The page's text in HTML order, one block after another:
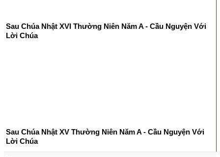
Sau Chúa Nhật XVI Thường Niên Năm A - Cầu Nguyện Với
Lời Chúa
Sau Chúa Nhật XV Thường Niên Năm A - Cầu Nguyện Với
Lời Chúa